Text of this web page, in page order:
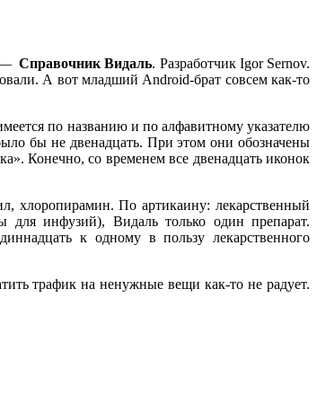
—Справочник Видаль. Разработчик Igor Sernov.
А вот младший Android-брат совсем как-то
по названию и по алфавитному указателю
бы не двенадцать. При этом они обозначены
Конечно, со временем все двенадцать иконок
хлоропирамин. По артикаину: лекарственный
для инфузий), Видаль только один препарат.
к одному в пользу лекарственного
трафик на ненужные вещи как-то не радует.